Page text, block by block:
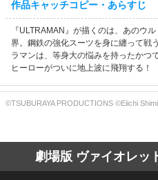
作品キャッチコピー・あらすじ
『ULTRAMAN』が描くのは、あのウ
界。鋼鉄の強化スーツを身に纏って戦
ラマンは、等身大の悩みを持ったか
ヒーローがついに地上波に飛翔する！
©TSUBURAYA PRODUCTIONS ©Eiichi
劇場版 ヴァイオレッ